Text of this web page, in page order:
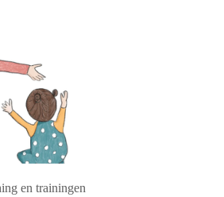
en trainingen